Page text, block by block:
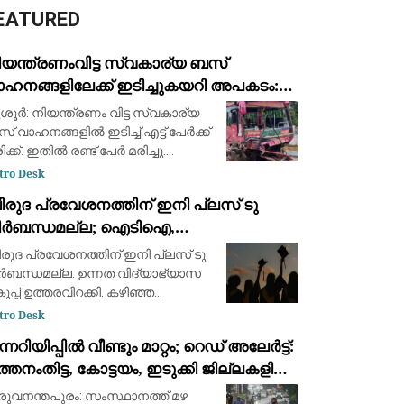
സ്വകാര്യ ബസ്
ഇടിച്ചുകയറി അപകടം:
മരണം, എട്ട് പേർക്ക് പരിക്ക്
നിയന്ത്രണം വിട്ട സ്വകാര്യ
വാഹനങ്ങളില്‍ ഇടിച്ച് എട്ട് പേര്‍ക്ക്
ഇതില്‍ രണ്ട് പേർ മരിച്ചു.
ബൈക്കിൽ സഞ്ചരിച്ചവരാണ്
പാറേമ്പാടത്ത
Desk
പ്രവേശനത്തിന് ഇനി പ്ലസ് ടു
ഐടിഐ,
അവസരം നൽകി
വിദ്യാഭ്യാസ വകുപ്പ് ഉത്തരവിറക്കി
പ്രവേശനത്തിന് ഇനി പ്ലസ് ടു
ഉന്നത വിദ്യാഭ്യാസ
ഉത്തരവിറക്കി. കഴിഞ്ഞ
കാലത്ത് നൽകിയ
ക്ലാസ് കഴിഞ്ഞ് ഐടിഐ/
മറ്റു ഭാഷ കോ
Desk
വീണ്ടും മാറ്റം; റെഡ് അലേർട്ട്:
കോട്ടയം, ഇടുക്കി ജില്ലകളില്‍
സംസ്ഥാനത്ത് മഴ